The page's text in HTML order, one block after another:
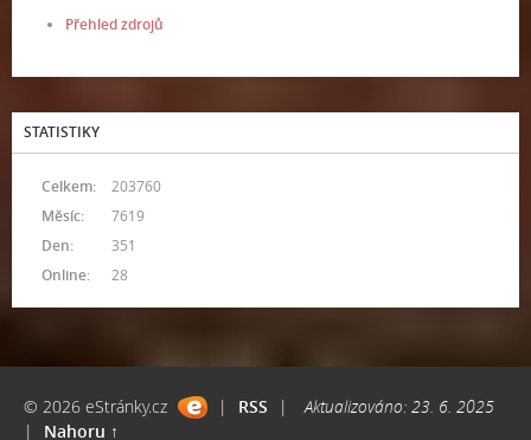
Přehled zdrojů
STATISTIKY
Online: 28
Celkem:
203760
Měsíc:
7619
Den:
351
© 2026 eStránky.cz | RSS |
Aktualizováno: 23. 6. 2025
|
Nahoru ↑